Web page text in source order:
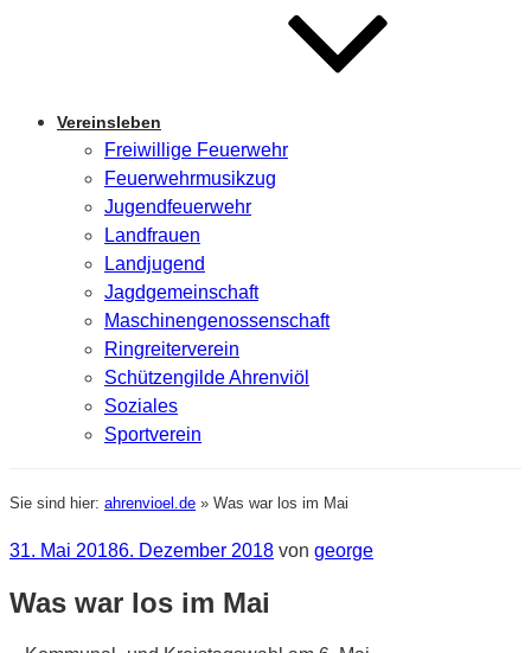
Vereinsleben
Freiwillige Feuerwehr
Feuerwehrmusikzug
Jugendfeuerwehr
Landfrauen
Landjugend
Jagdgemeinschaft
Maschinengenossenschaft
Ringreiterverein
Schützengilde Ahrenviöl
Soziales
Sportverein
Sie sind hier: ahrenvioel.de » Was war los im Mai
Veröffentlicht
31. Mai 20186. Dezember 2018 von george
Was war los im Mai